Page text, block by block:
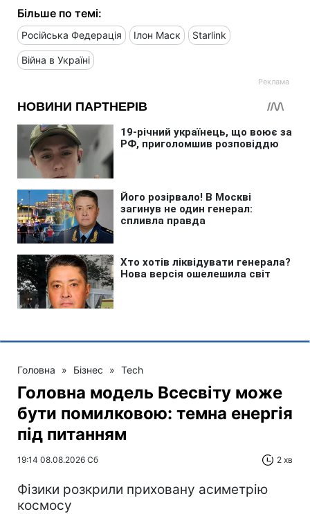
Більше по темі:
Російська Федерація Ілон Маск Starlink
Війна в Україні
Головна » Бізнес » Tech
Головна модель Всесвіту може
бути помилковою: темна енергія
під питанням
19:14 08.08.2026 Сб 2 хв
Фізики розкрили приховану асиметрію
космосу